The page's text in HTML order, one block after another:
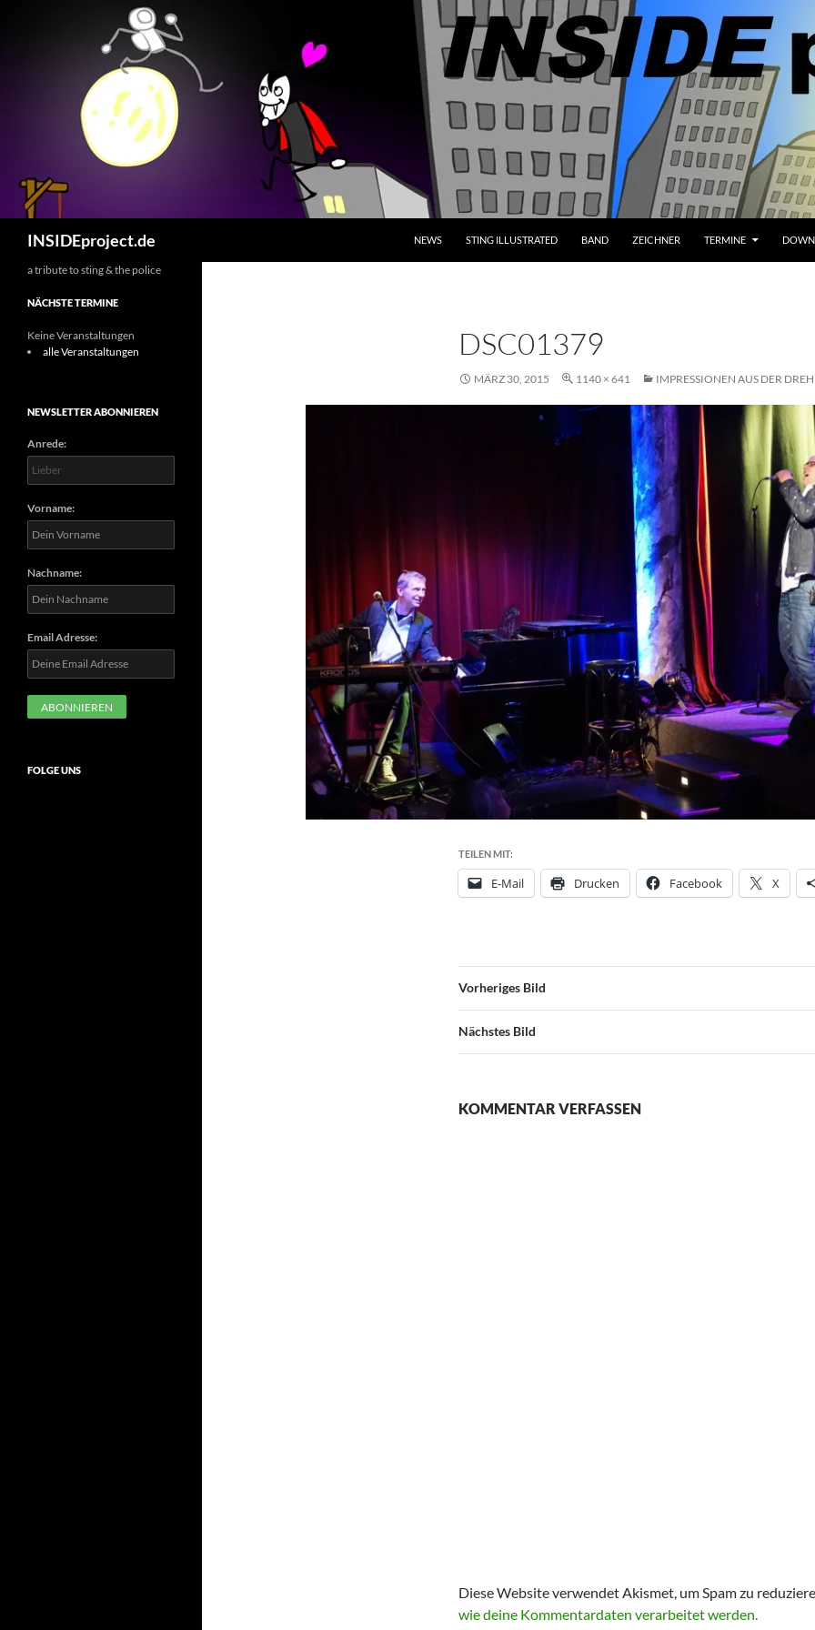
INSIDEproject.de NEWS STING ILLUSTRATED BAND ZEICHNER TERMINE
DSC01379
MÄRZ 30, 2015 1140 × 641 IMPRESSIONEN AUS DER
TEILEN MIT:
E-Mail Drucken Facebook X
Vorheriges Bild
Nächstes Bild
KOMMENTAR VERFASSEN
Diese Website verwendet Akismet, um Spam zu
wie deine Kommentardaten verarbeitet werden.
a tribute to sting & the police
NÄCHSTE TERMINE
Keine Veranstaltungen
alle Veranstaltungen
NEWSLETTER ABONNIEREN
Anrede:
Vorname:
Nachname:
Email Adresse:
FOLGE UNS